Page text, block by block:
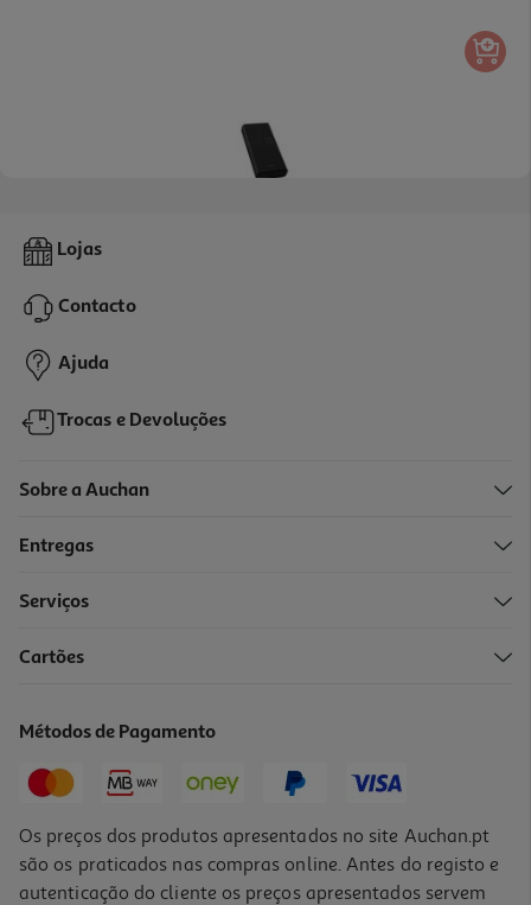
Powerbank Qilive 600177283 Preto 20 000 Mah
22,99 €
Lojas
Contacto
Ajuda
Trocas e Devoluções
Sobre a Auchan
Entregas
Serviços
Cartões
Métodos de Pagamento
Os preços dos produtos apresentados no site Auchan.pt
são os praticados nas compras online. Antes do registo e
autenticação do cliente os preços apresentados servem